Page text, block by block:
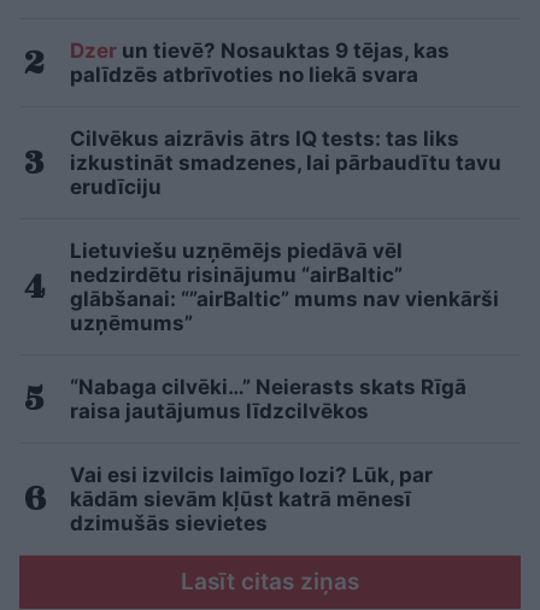
Dzer un tievē? Nosauktas 9 tējas, kas
palīdzēs atbrīvoties no liekā svara
Cilvēkus aizrāvis ātrs IQ tests: tas liks
izkustināt smadzenes, lai pārbaudītu tavu
erudīciju
Lietuviešu uzņēmējs piedāvā vēl
nedzirdētu risinājumu “airBaltic”
glābšanai: “”airBaltic” mums nav vienkārši
uzņēmums”
“Nabaga cilvēki…” Neierasts skats Rīgā
raisa jautājumus līdzcilvēkos
Vai esi izvilcis laimīgo lozi? Lūk, par
kādām sievām kļūst katrā mēnesī
dzimušās sievietes
Lasīt citas ziņas